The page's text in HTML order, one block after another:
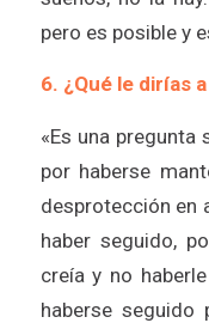
pero es posible y
6. ¿Qué le dirías
«Es una pregunta
por haberse
desprotección en
haber seguido,
creía y no
haberse seguido